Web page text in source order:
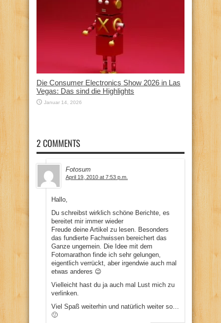
Die Consumer Electronics Show 2026 in Las
Vegas: Das sind die Highlights
Januar 14, 2026
2 COMMENTS
Fotosum
April 19, 2010 at 7:53 p.m.
Hallo,
Du schreibst wirklich schöne Berichte, es
bereitet mir immer wieder
Freude deine Artikel zu lesen. Besonders
das fundierte Fachwissen bereichert das
Ganze ungemein. Die Idee mit dem
Fotomarathon finde ich sehr gelungen,
eigentlich verrückt, aber irgendwie auch mal
etwas anderes 😉
Vielleicht hast du ja auch mal Lust mich zu
verlinken.
Viel Spaß weiterhin und natürlich weiter so…
🙂